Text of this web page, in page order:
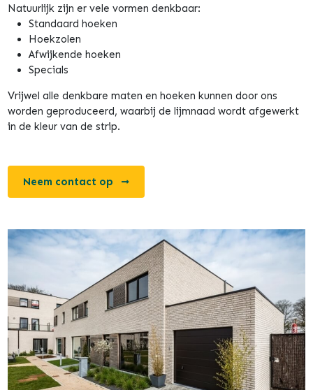
Natuurlijk zijn er vele vormen denkbaar:
Standaard hoeken
Hoekzolen
Afwijkende hoeken
Specials
Vrijwel alle denkbare maten en hoeken kunnen door ons
worden geproduceerd, waarbij de lijmnaad wordt afgewerkt
in de kleur van de strip.
Neem contact op